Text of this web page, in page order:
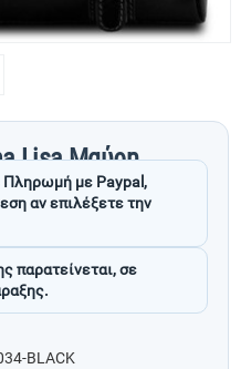
Lisa Μαύρη
Πληρωμή με Paypal,
αν επιλέξετε την
παρατείνεται, σε
BLACK